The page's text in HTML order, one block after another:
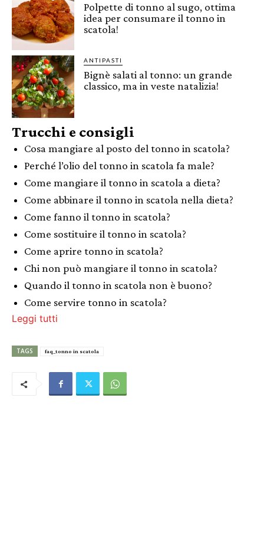
Polpette di tonno al sugo, ottima
idea per consumare il tonno in
scatola!
ANTIPASTI
Bignè salati al tonno: un grande
classico, ma in veste natalizia!
Trucchi e consigli
Cosa mangiare al posto del tonno in scatola?
Perché l’olio del tonno in scatola fa male?
Come mangiare il tonno in scatola a dieta?
Come abbinare il tonno in scatola nella dieta?
Come fanno il tonno in scatola?
Come sostituire il tonno in scatola?
Come aprire tonno in scatola?
Chi non può mangiare il tonno in scatola?
Quando il tonno in scatola non è buono?
Come servire tonno in scatola?
Leggi tutti
TAGS faq_tonno in scatola